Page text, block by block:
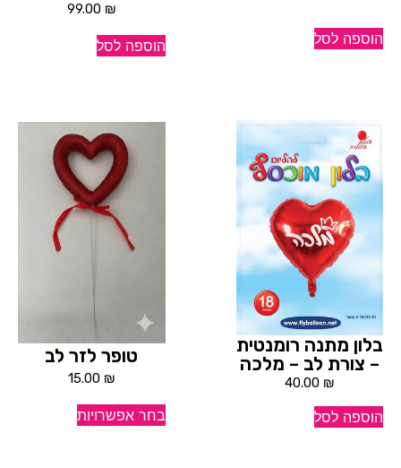
הוספה לסל
99.00 ₪
הוספה לסל
בלון מתנה רומנטית
– צורת לב – מלכה
40.00 ₪
הוספה לסל
טופר לזר לב
15.00 ₪
בחר אפשרויות